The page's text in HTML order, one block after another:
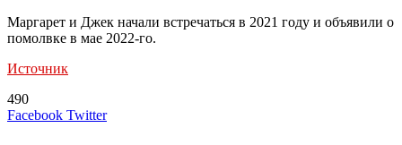
Маргарет и Джек начали встречаться в 2021 году и объявили о
помолвке в мае 2022-го.
Источник
490
Facebook TwitterLinkedIn
Tumblr
Reddit
Вконтакте
Одноклассники
Skype
Messenger
Messenger
WhatsApp
Telegram
Viber
Line
Поделиться
Печатать